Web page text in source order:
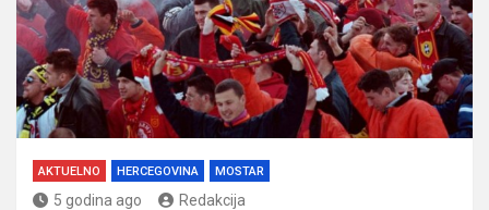
AKTUELNO HERCEGOVINA MOSTAR
5 godina ago Redakcija